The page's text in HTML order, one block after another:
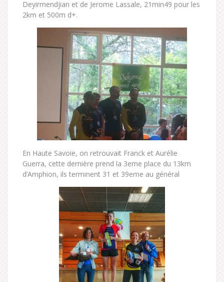
Deyirmendjian et de Jerome Lassale, 21min49 pour les
2km et 500m d+.
En Haute Savoie, on retrouvait Franck et Aurélie
Guerra, cette dernière prend la 3eme place du 13km
d’Amphion, ils terminent 31 et 39eme au général